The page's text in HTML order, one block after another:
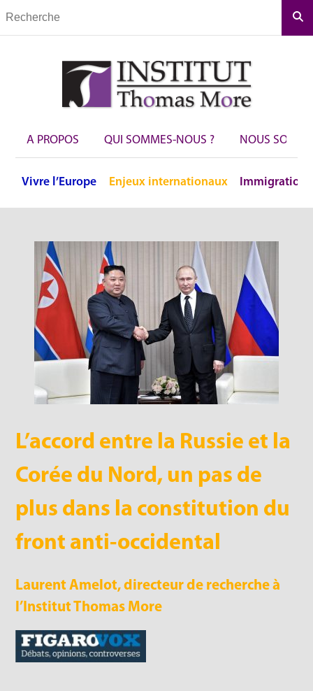
A PROPOS QUI SOMMES-NOUS ? NOUS
Vivre l’Europe Enjeux internationaux Immigration
L’accord entre la Russie et la
Corée du Nord, un pas de
plus dans la constitution du
front anti-occidental
Laurent Amelot, directeur de recherche à
l’Institut Thomas More